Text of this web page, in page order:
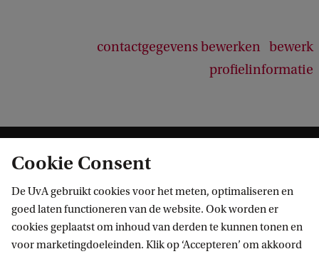
contactgegevens bewerken bewerk
profielinformatie
Informatie voor
Cookie Consent
De UvA gebruikt cookies voor het meten, optimaliseren en
goed laten functioneren van de website. Ook worden er
cookies geplaatst om inhoud van derden te kunnen tonen en
voor marketingdoeleinden. Klik op ‘Accepteren’ om akkoord